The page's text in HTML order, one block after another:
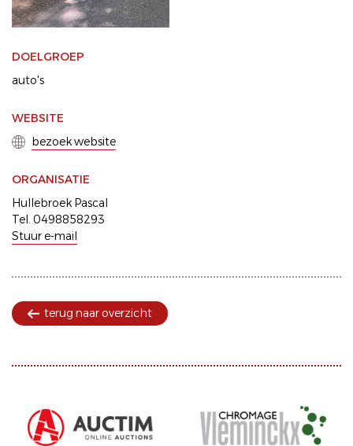
DOELGROEP
auto's
WEBSITE
bezoek website
ORGANISATIE
Hullebroek Pascal
Tel. 0498858293
Stuur e-mail
terug naar overzicht